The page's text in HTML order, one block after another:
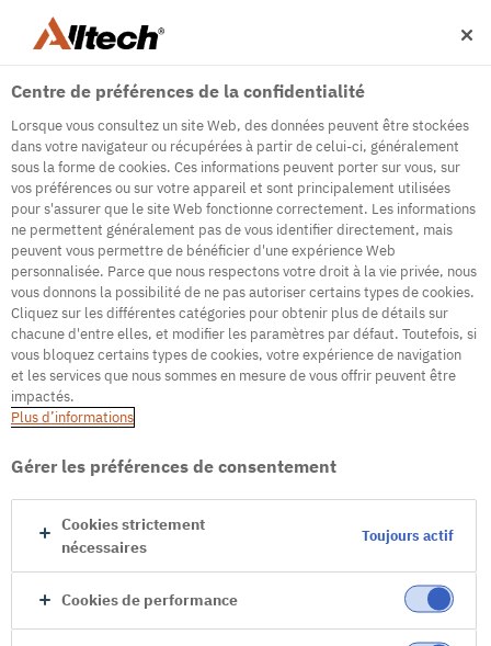
500
Internal Error Server
It seems we're experiencing some technical
difficulties. Try refreshing the page or go to the
homepage
Go to Homepage
Centre de préférences de la confidentialité
Lorsque vous consultez un site Web, des données peuvent être stockées
dans votre navigateur ou récupérées à partir de celui-ci, généralement
sous la forme de cookies. Ces informations peuvent porter sur vous, sur
vos préférences ou sur votre appareil et sont principalement utilisées
pour s'assurer que le site Web fonctionne correctement. Les informations
ne permettent généralement pas de vous identifier directement, mais
peuvent vous permettre de bénéficier d'une expérience Web
personnalisée. Parce que nous respectons votre droit à la vie privée, nous
vous donnons la possibilité de ne pas autoriser certains types de cookies.
Cliquez sur les différentes catégories pour obtenir plus de détails sur
chacune d'entre elles, et modifier les paramètres par défaut. Toutefois, si
vous bloquez certains types de cookies, votre expérience de navigation
et les services que nous sommes en mesure de vous offrir peuvent être
impactés.
Plus d’informations
Gérer les préférences de consentement
Cookies strictement
nécessaires
Toujours actif
Cookies de performance